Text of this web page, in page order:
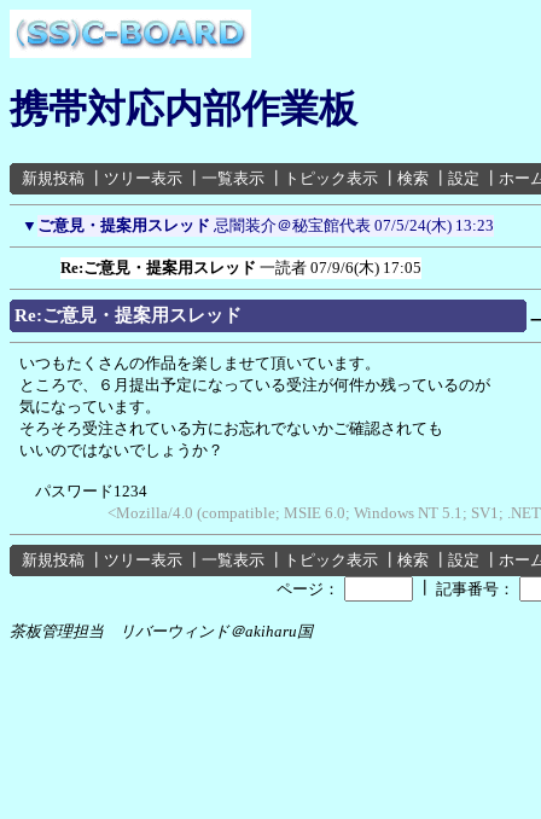
携帯対応内部作業板
新規投稿 ツリー表示 一覧表示 トピック表示 検索 設定 ホー
▼ ご意見・提案用スレッド 忌闇装介＠秘宝館代表 07/5/24(木) 13:23
Re:ご意見・提案用スレッド 一読者 07/9/6(木) 17:05
Re:ご意見・提案用スレッド
いつもたくさんの作品を楽しませて頂いています。
ところで、６月提出予定になっている受注が何件か残っているのが
気になっています。
そろそろ受注されている方にお忘れでないかご確認されても
いいのではないでしょうか？
パスワード1234
<Mozilla/4.0 (compatible; MSIE 6.0; Windows NT 5.1; SV1;
新規投稿 ツリー表示 一覧表示 トピック表示 検索 設定
ホー
ページ：
記事番号：
茶板管理担当 リバーウィンド＠akiharu国